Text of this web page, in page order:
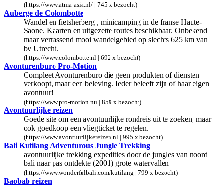
(https://www.atma-asia.nl/ | 745 x bezocht)
Auberge de Colombotte
Wandel en fietsherberg , minicamping in de franse Haute-
Saone. Kaarten en uitgezette routes beschikbaar. Onbekend
maar verrassend mooi wandelgebied op slechts 625 km van
bv Utrecht.
(https://www.colombotte.nl | 692 x bezocht)
Avonturenburo Pro-Motion
Compleet Avonturenburo die geen produkten of diensten
verkoopt, maar een beleving. Ieder beleeft zijn of haar eigen
avontuur!
(https://www.pro-motion.nu | 859 x bezocht)
Avontuurlijke reizen
Goede site om een avontuurlijke rondreis uit te zoeken, maar
ook goedkoop een vliegticket te regelen.
(https://www.avontuurlijkereizen.nl | 995 x bezocht)
Bali Kutilang Adventurous Jungle Trekking
avontuurlijke trekking expedities door de jungles van noord
bali naar pas ontdekte (2001) grote watervallen
(https://www.wonderfulbali.com/kutilang | 799 x bezocht)
Baobab reizen